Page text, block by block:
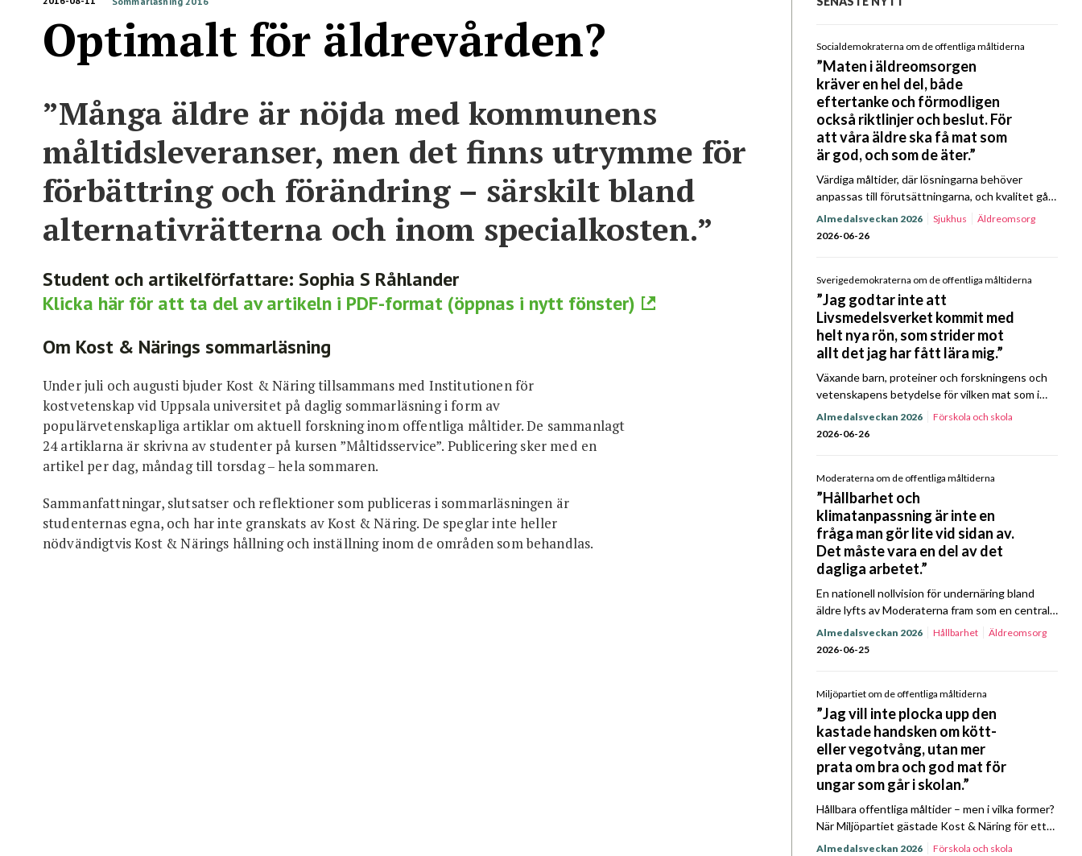
Optimalt för äldrevården?
”Många äldre är nöjda med kommunens
måltidsleveranser, men det finns utrymme för
förbättring och förändring – särskilt bland
alternativrätterna och inom specialkosten.”
Student och artikelförfattare: Sophia S Råhlander
Klicka här för att ta del av artikeln i PDF-format (öppnas i nytt fönster)
Om Kost & Närings sommarläsning
Under juli och augusti bjuder Kost & Näring tillsammans med Institutionen för
kostvetenskap vid Uppsala universitet på daglig sommarläsning i form av
populärvetenskapliga artiklar om aktuell forskning inom offentliga måltider. De sammanlagt
24 artiklarna är skrivna av studenter på kursen ”Måltidsservice”. Publicering sker med en
artikel per dag, måndag till torsdag – hela sommaren.
Sammanfattningar, slutsatser och reflektioner som publiceras i sommarläsningen är
studenternas egna, och har inte granskats av Kost & Näring. De speglar inte heller
nödvändigtvis Kost & Närings hållning och inställning inom de områden som behandlas.
Socialdemokraterna om de offentliga måltiderna
”Maten i äldreomsorgen
kräver en hel del, både
eftertanke och förmodligen
också riktlinjer och beslut. För
att våra äldre ska få mat som
är god, och som de äter.”
Värdiga måltider, där lösningarna behöver
anpassas till förutsättningarna, och kvalitet gå
före ekonomi. I Kost & Närings Prat om Mat
Almedalsspecial med Socialdemokraterna
Almedalsveckan 2026 Sjukhus
Äldreomsorg
2026-06-26
Sverigedemokraterna om de offentliga måltiderna
”Jag godtar inte att
Livsmedelsverket kommit med
helt nya rön, som strider mot
allt det jag har fått lära mig.”
Växande barn, proteiner och forskningens och
vetenskapens betydelse för vilken mat som i
slutändan ska serveras landets elever. När
Sverigedemokraterna tog plats mittemot Kost
Almedalsveckan 2026
Förskola och skola
2026-06-26
Moderaterna om de offentliga måltiderna
”Hållbarhet och
klimatanpassning är inte en
fråga man gör lite vid sidan av.
Det måste vara en del av det
dagliga arbetet.”
En nationell nollvision för undernäring bland
äldre lyfts av Moderaterna fram som en central
fråga framåt, i partiets politik för offentliga
måltider. Det, bland annat, framkom när partiet
Almedalsveckan 2026 Hållbarhet
Äldreomsorg
2026-06-25
Miljöpartiet om de offentliga måltiderna
”Jag vill inte plocka upp den
kastade handsken om kött-
eller vegotvång, utan mer
prata om bra och god mat för
ungar som går i skolan.”
Hållbara offentliga måltider – men i vilka former?
När Miljöpartiet gästade Kost & Näring för ett
Prat om Mat Almedalsspecial kretsade samtalet
Almedalsveckan 2026
Förskola och skola